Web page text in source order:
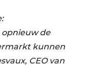
de
kunnen
CEO van